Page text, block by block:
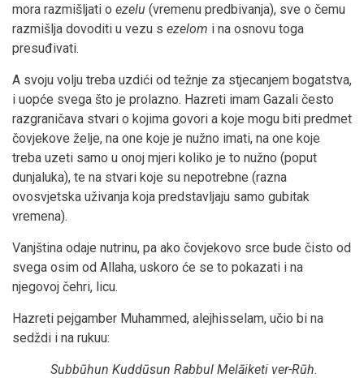
mora razmišljati o ezelu (vremenu predbivanja), sve o čemu
razmišlja dovoditi u vezu s ezelom i na osnovu toga
presuđivati.
A svoju volju treba uzdići od težnje za stjecanjem bogatstva,
i uopće svega što je prolazno. Hazreti imam Gazali često
razgraničava stvari o kojima govori a koje mogu biti predmet
čovjekove želje, na one koje je nužno imati, na one koje
treba uzeti samo u onoj mjeri koliko je to nužno (poput
dunjaluka), te na stvari koje su nepotrebne (razna
ovosvjetska uživanja koja predstavljaju samo gubitak
vremena).
Vanjština odaje nutrinu, pa ako čovjekovo srce bude čisto od
svega osim od Allaha, uskoro će se to pokazati i na
njegovoj čehri, licu.
Hazreti pejgamber Muhammed, alejhisselam, učio bi na
sedždi i na rukuu:
Subbūhun Kuddūsun Rabbul Melāiketi ver-Rūh.